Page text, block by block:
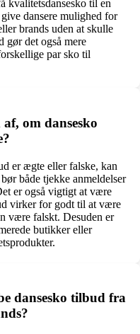
kvalitetsdansesko til en
dansere mulighed for
brands uden at skulle
gør det også mere
par sko til
om dansesko
er ægte eller falske, kan
både tjekke anmeldelser
er også vigtigt at være
virker for godt til at være
være falskt. Desuden er
butikker eller
dansesko tilbud fra